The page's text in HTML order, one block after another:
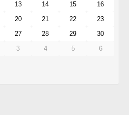
13 14 15
16
20 21 22
23
27 28 29
30
3 4 5 6